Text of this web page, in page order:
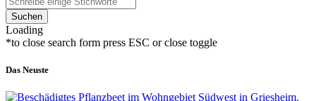
Suchen
Loading
*to close search form press ESC or close toggle
Das Neuste